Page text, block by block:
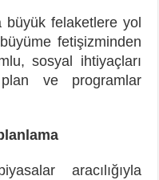
büyük felaketlere yol
fetişizminden
sosyal ihtiyaçları
plan ve programlar
aracılığıyla